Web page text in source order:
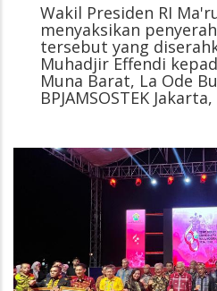
Wakil Presiden RI
menyaksikan
tersebut yang
Muhadjir Effendi
Muna Barat, La Ode
BPJAMSOSTEK